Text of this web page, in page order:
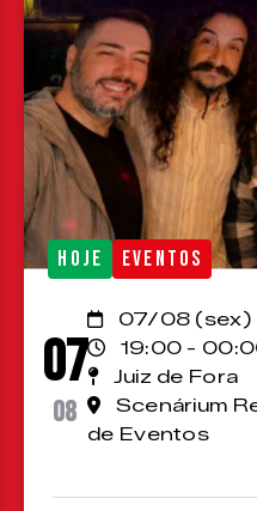
HOJE EVENTOS
07
08
07/08 (sex)
19:00 -
Juiz de Fora
Scenárium
de Eventos